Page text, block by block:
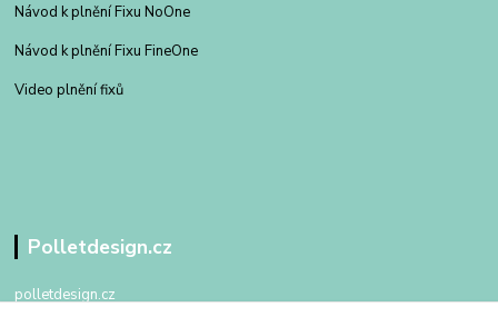
Návod k plnění Fixu NoOne
Návod k plnění Fixu FineOne
Video plnění fixů
Polletdesign.cz
polletdesign.cz